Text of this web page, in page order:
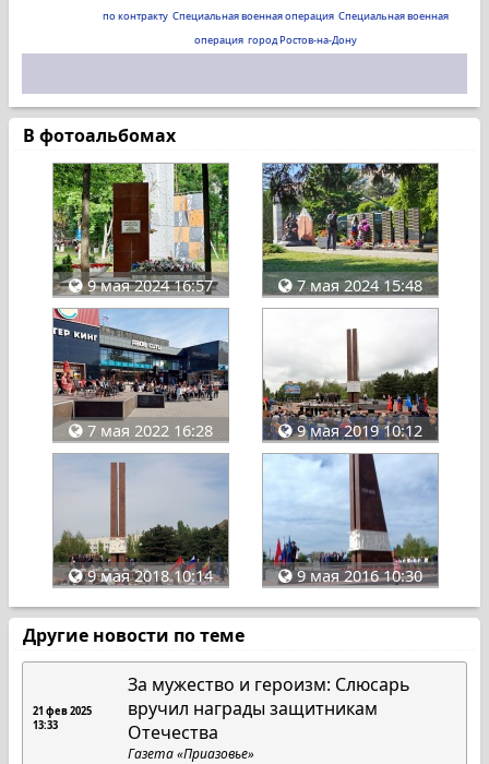
по контракту Специальная военная операция Специальная военная
операция город Ростов-на-Дону
В фотоальбомах
9 мая 2024 16:57 7 мая 2024 15:48
7 мая 2022 16:28 9 мая 2019 10:12
9 мая 2018 10:14 9 мая 2016 10:30
Другие новости по теме
21 фев 2025
13:33
За мужество и героизм: Слюсарь
вручил награды защитникам
Отечества
Газета «Приазовье»